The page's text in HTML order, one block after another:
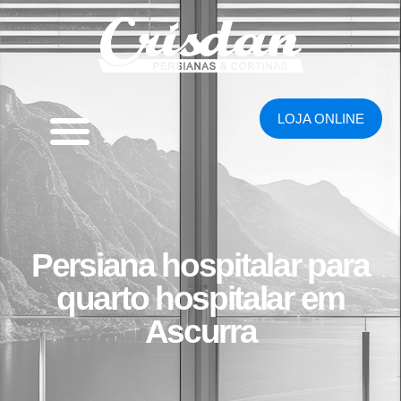
LOJA ONLINE
Persiana hospitalar para
quarto hospitalar em
Ascurra